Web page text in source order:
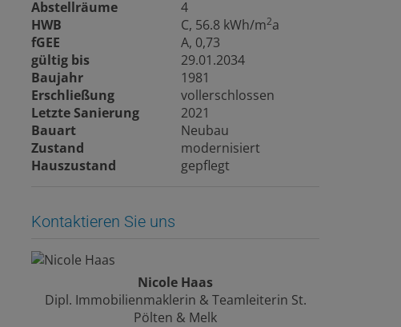
Abstellräume
4
HWB
C, 56.8 kWh/m2a
fGEE
A, 0,73
gültig bis
29.01.2034
Baujahr
1981
Erschließung
vollerschlossen
Letzte Sanierung
2021
Bauart
Neubau
Zustand
modernisiert
Hauszustand
gepflegt
Kontaktieren Sie uns
Nicole Haas
Dipl. Immobilienmaklerin & Teamleiterin St.
Pölten & Melk